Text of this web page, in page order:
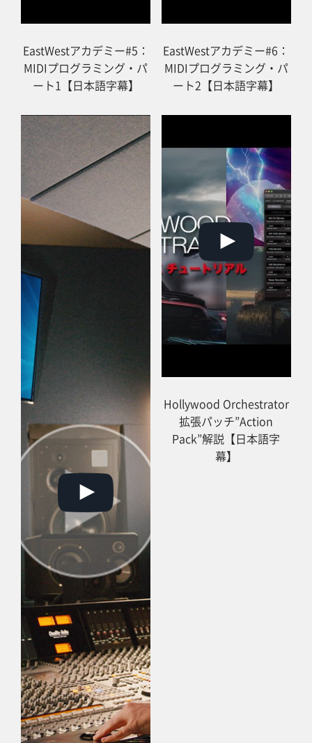
EastWestアカデミー#5：
MIDIプログラミング・パ
ート1【日本語字幕】
EastWestアカデミー#6：
MIDIプログラミング・パ
ート2【日本語字幕】
Hollywood Orchestrator
拡張パッチ”Action
Pack”解説【日本語字
幕】